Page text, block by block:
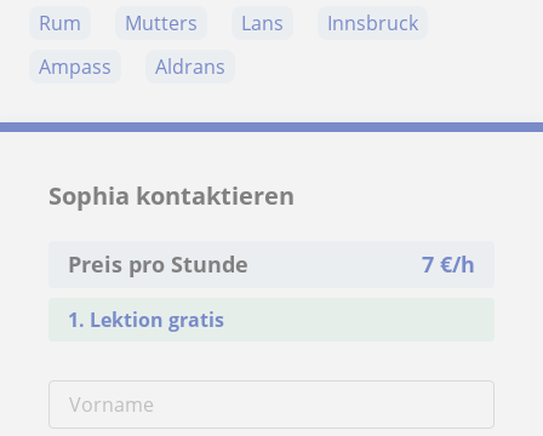
Rum
Mutters Lans
Innsbruck
Ampass
Aldrans
Sophia kontaktieren
Preis pro Stunde 7€/h
1. Lektion gratis